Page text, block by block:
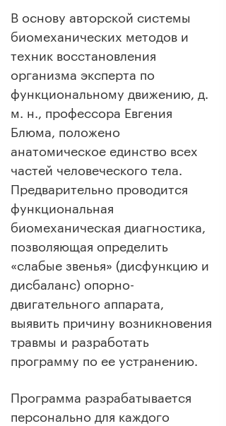
В основу авторской системы
биомеханических методов и
техник восстановления
организма эксперта по
функциональному движению, д.
м. н., профессора Евгения
Блюма, положено
анатомическое единство всех
частей человеческого тела.
Предварительно проводится
функциональная
биомеханическая диагностика,
позволяющая определить
«слабые звенья» (дисфункцию и
дисбаланс) опорно-
двигательного аппарата,
выявить причину возникновения
травмы и разработать
программу по ее устранению.
Программа разрабатывается
персонально для каждого